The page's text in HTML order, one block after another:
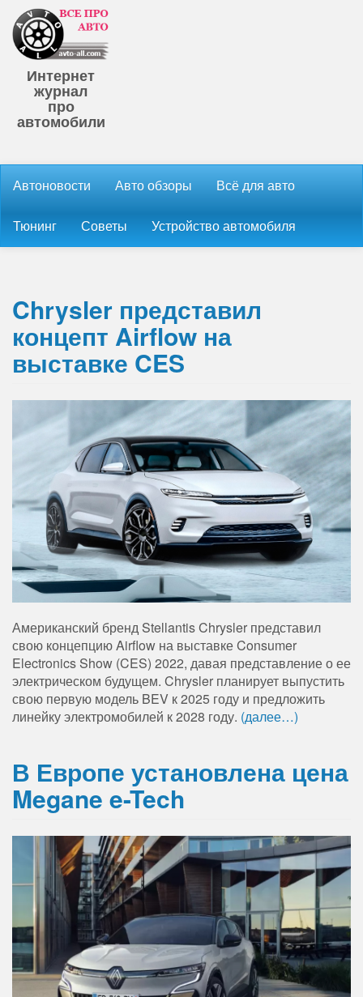
Интернет
журнал
про
автомобили
Автоновости Авто обзоры Всё для авто
Тюнинг Советы Устройство автомобиля
Chrysler представил
концепт Airflow на
выставке CES
Американский бренд Stellantis Chrysler представил
свою концепцию Airflow на выставке Consumer
Electronics Show (CES) 2022, давая представление о ее
электрическом будущем. Chrysler планирует выпустить
свою первую модель BEV к 2025 году и предложить
линейку электромобилей к 2028 году. (далее…)
В Европе установлена ​​цена
Megane e-Tech